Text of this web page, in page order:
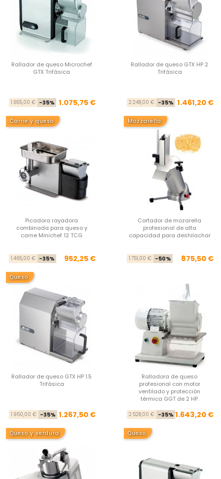
Rallador de queso Microchef
GTX Trifásica
Precio base
1.655,00 € -35% Precio
1.075,75 €
Rallador de queso GTX HP 2
Trifásica
2.248,00 € -35% 1.461,20 €
Carne y queso
Picadora rayadora
combinada para queso y
carne Minichef 12 TCG
Precio base
1.465,00 € -35% Precio
952,25 €
Mozzarella
Cortador de mozarella
profesional de alta
capacidad para deshilachar
1.751,00 € -50% 875,50 €
Queso
Rallador de queso GTX HP 1.5
Trifásica
Precio base
1.950,00 € -35% Precio
1.267,50 €
Ralladora de queso
profesional con motor
ventilado y protección
térmica GGT de 2 HP.
2.528,00 € -35% 1.643,20 €
Queso y verdura Queso